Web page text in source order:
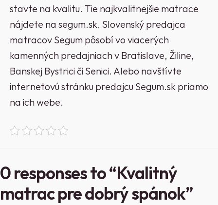
stavte na kvalitu. Tie najkvalitnejšie matrace
nájdete na segum.sk. Slovenský predajca
matracov Segum pôsobí vo viacerých
kamenných predajniach v Bratislave, Žiline,
Banskej Bystrici či Senici. Alebo navštívte
internetovú stránku predajcu Segum.sk priamo
na ich webe.
0 responses to “Kvalitný
matrac pre dobrý spánok”